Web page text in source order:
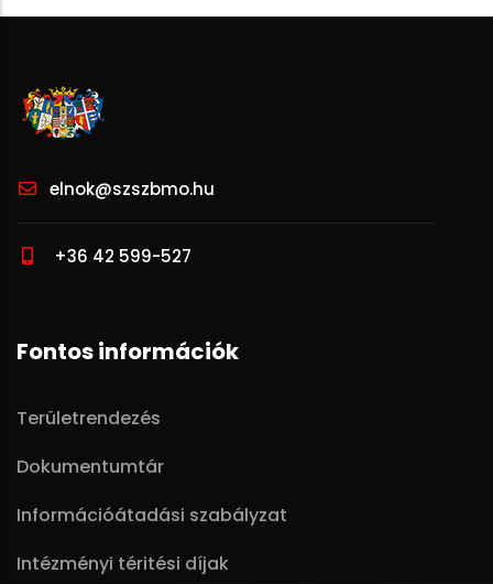
elnok@szszbmo.hu
+36 42 599-527
Fontos információk
Területrendezés
Dokumentumtár
Információátadási szabályzat
Intézményi téritési díjak